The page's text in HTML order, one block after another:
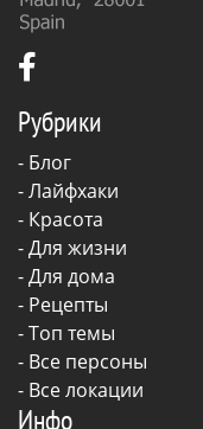
Рубрики
- Блог
-Лайфхаки
- Красота
-Для жизни
-Для дома
- Рецепты
- Топ темы
- Все персоны
- Все локации
Инфо